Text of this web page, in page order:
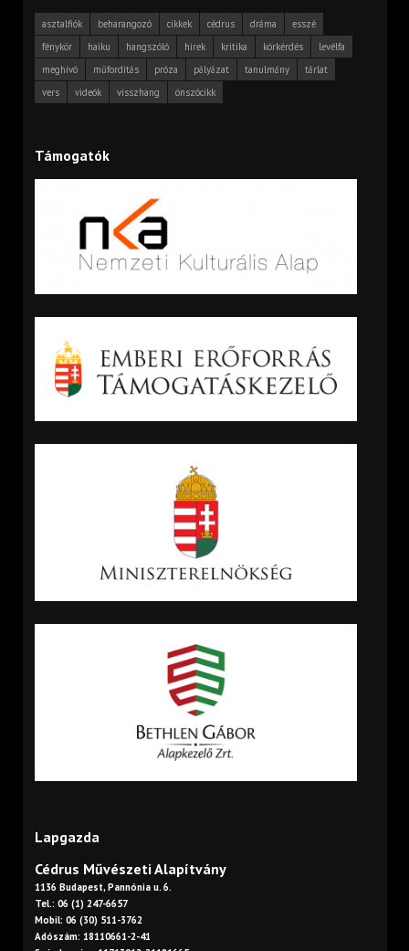
asztalfiók beharangozó cikkek cédrus dráma
esszé
fénykör
haiku hangszóló hírek kritika körkérdés
levélfa
meghívó
műfordítás próza pályázat tanulmány
tárlat
vers
videók visszhang önszócikk
Támogatók
Lapgazda
Cédrus Művészeti Alapítvány
1136 Budapest, Pannónia u. 6.
Tel.: 06 (1) 247-6657
Mobil: 06 (30) 511-3762
Adószám: 18110661-2-41